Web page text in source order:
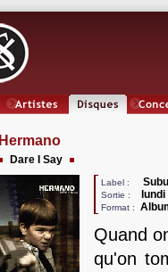
Hermano
Dare I Say
Label :
Sortie :
Format :
Quand
qu'on